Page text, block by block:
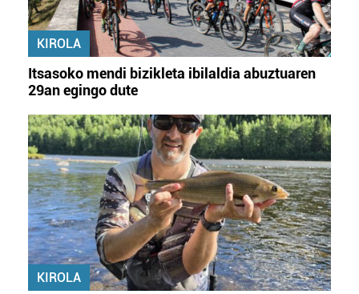
KIROLA
Itsasoko mendi bizikleta ibilaldia abuztuaren
29an egingo dute
KIROLA